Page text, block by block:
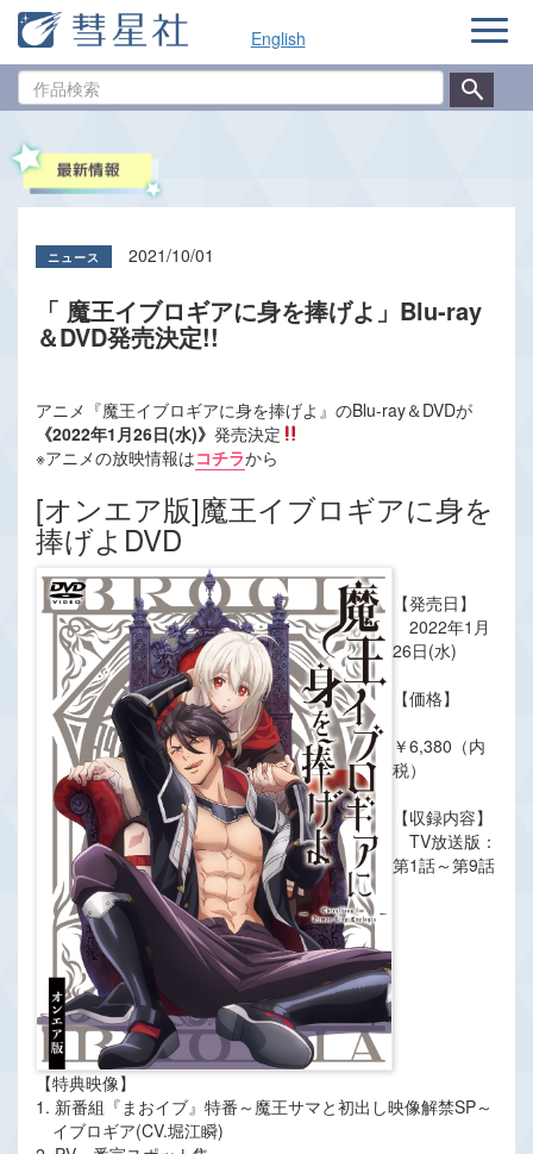
English
品
ナ
ゲ
2021/10/01
「 魔王イブロギアに身を捧げよ」Blu-ray
＆DVD発売決定!!
アニメ『魔王イブロギアに身を捧げよ』のBlu-ray＆DVDが
《2022年1月26日(水)》 発売決定
※アニメの放映情報はコチラから
[オンエア版]魔王イブロギアに身を
捧げよDVD
【発売日】
2022年1月
26日(水)
【価格】
￥6,380（内
税）
【収録内容】
TV放送版：
第1話～第9話
【特典映像】
1. 新番組『まおイブ』特番～魔王サマと初出し映像解禁SP～
イブロギア(CV.堀江瞬)